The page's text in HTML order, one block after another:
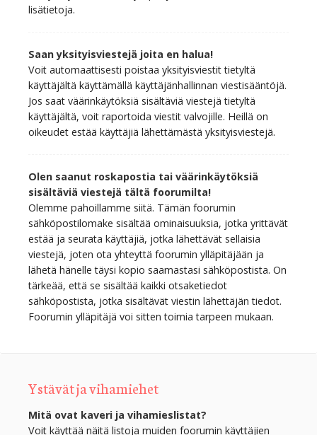
lisätietoja.
Saan yksityisviestejä joita en halua!
Voit automaattisesti poistaa yksityisviestit tietyltä
käyttäjältä käyttämällä käyttäjänhallinnan viestisääntöjä.
Jos saat väärinkäytöksiä sisältäviä viestejä tietyltä
käyttäjältä, voit raportoida viestit valvojille. Heillä on
oikeudet estää käyttäjiä lähettämästä yksityisviestejä.
Olen saanut roskapostia tai väärinkäytöksiä
sisältäviä viestejä tältä foorumilta!
Olemme pahoillamme siitä. Tämän foorumin
sähköpostilomake sisältää ominaisuuksia, jotka yrittävät
estää ja seurata käyttäjiä, jotka lähettävät sellaisia
viestejä, joten ota yhteyttä foorumin ylläpitäjään ja
lähetä hänelle täysi kopio saamastasi sähköpostista. On
tärkeää, että se sisältää kaikki otsaketiedot
sähköpostista, jotka sisältävät viestin lähettäjän tiedot.
Foorumin ylläpitäjä voi sitten toimia tarpeen mukaan.
Ystävät ja vihamiehet
Mitä ovat kaveri ja vihamieslistat?
Voit käyttää näitä listoja muiden foorumin käyttäjien